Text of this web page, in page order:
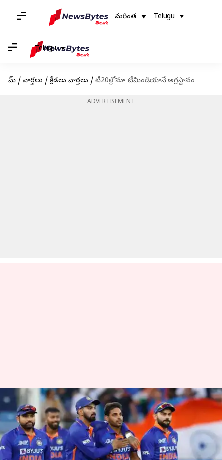
మరింత Telugu
Telugu
హోమ్ / వార్తలు / క్రీడలు వార్తలు / టీ20ల్లోనూ టీమిండియానే అగ్రస్థానం
ADVERTISEMENT
టీ20ల్లోనూ టీమిండియానే అగ్రస్థానం
వ్రాసిన వారు Jayachandra Akuri May 02, 2023 06:09 pm
ఈ వార్తాకథనం ఏంటి